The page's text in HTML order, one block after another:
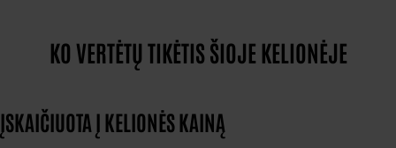
KO VERTĖTŲ TIKĖTIS ŠIOJE KELIONĖJE
ĮSKAIČIUOTA Į KELIONĖS KAINĄ